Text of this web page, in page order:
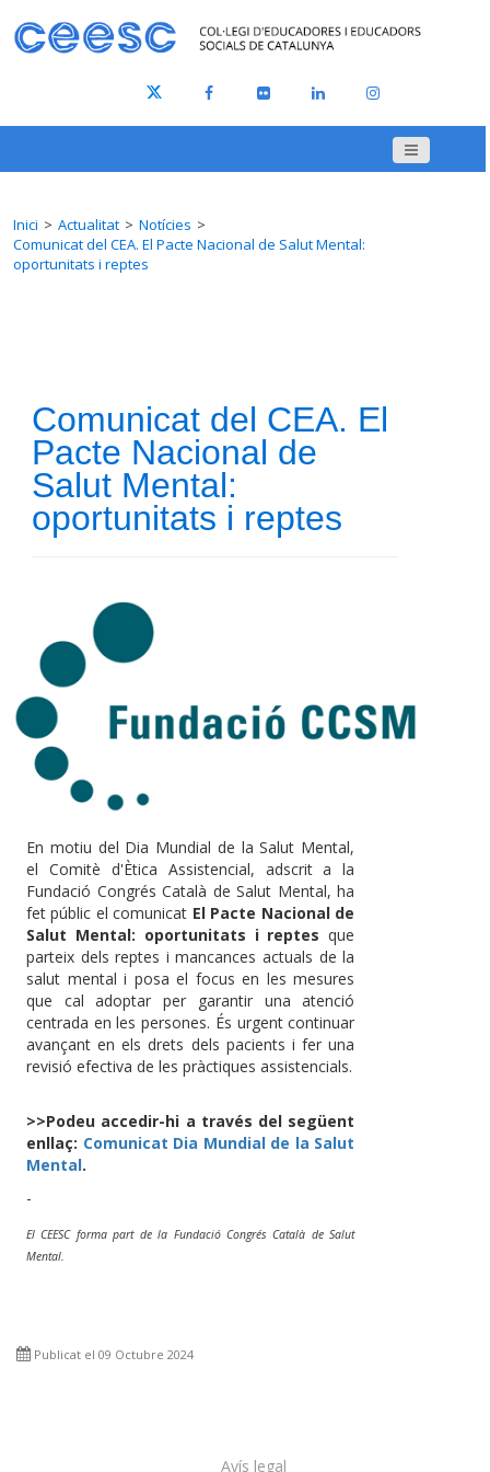
Inici Actualitat
Notícies
Comunicat del CEA. El Pacte Nacional de Salut Mental:
oportunitats i reptes
Comunicat del CEA. El
Pacte Nacional de
Salut Mental:
oportunitats i reptes
En motiu del Dia Mundial de la Salut Mental,
el Comitè d'Ètica Assistencial, adscrit a la
Fundació Congrés Català de Salut Mental, ha
fet públic el comunicat El Pacte Nacional de
Salut Mental: oportunitats i reptes que
parteix dels reptes i mancances actuals de la
salut mental i posa el focus en les mesures
que cal adoptar per garantir una atenció
centrada en les persones. És urgent continuar
avançant en els drets dels pacients i fer una
revisió efectiva de les pràctiques assistencials.
>>Podeu accedir-hi a través del següent
enllaç: Comunicat Dia Mundial de la Salut
Mental.
-
El CEESC forma part de la Fundació Congrés Català de Salut
Mental.
Publicat el 09 Octubre 2024
Avís legal